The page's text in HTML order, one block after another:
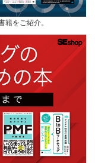
籍をご紹介。